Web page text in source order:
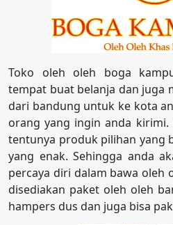
Toko oleh oleh boga
tempat buat belanja dan juga
dari bandung untuk ke kota
orang yang ingin anda kirimi.
tentunya produk pilihan yang
yang enak. Sehingga anda
percaya diri dalam bawa oleh
disediakan paket oleh oleh
hampers dus dan juga bisa